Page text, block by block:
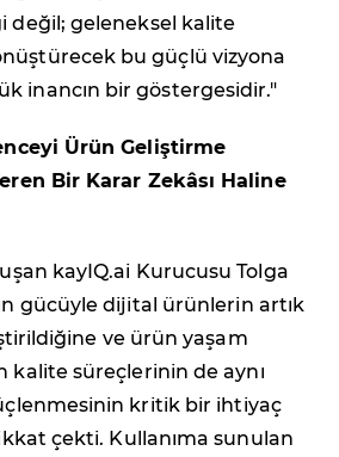
değil; geleneksel kalite
bu güçlü vizyona
inancın bir göstergesidir."
Ürün Geliştirme
Bir Karar Zekâsı Haline
kayIQ.ai Kurucusu Tolga
gücüyle dijital ürünlerin artık
ve ürün yaşam
kalite süreçlerinin de aynı
kritik bir ihtiyaç
çekti. Kullanıma sunulan